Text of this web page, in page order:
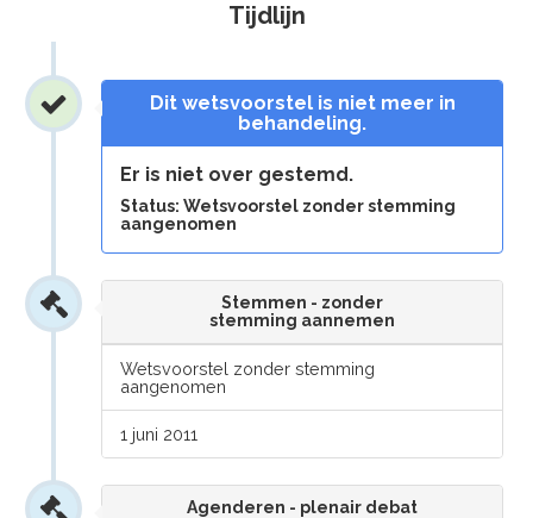
Tijdlijn
Dit wetsvoorstel is niet meer in
behandeling.
Er is niet over gestemd.
Status: Wetsvoorstel zonder stemming
aangenomen
Stemmen - zonder
stemming aannemen
Wetsvoorstel zonder stemming
aangenomen
1 juni 2011
Agenderen - plenair debat